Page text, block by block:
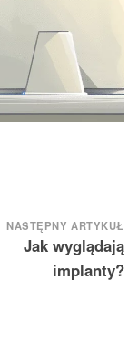
NASTĘPNY ARTYKUŁ
Jak wyglądają
implanty?